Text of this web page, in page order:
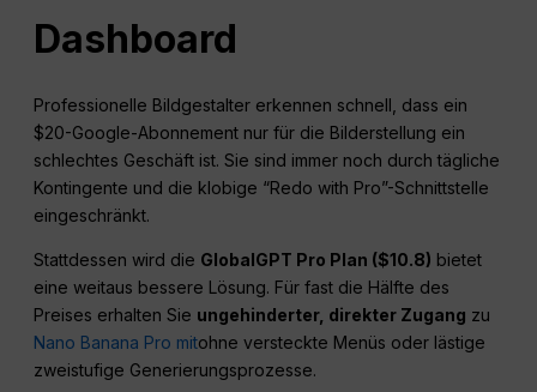
Dashboard
Professionelle Bildgestalter erkennen schnell, dass ein
$20-Google-Abonnement nur für die Bilderstellung ein
schlechtes Geschäft ist. Sie sind immer noch durch tägliche
Kontingente und die klobige “Redo with Pro”-Schnittstelle
eingeschränkt.
Stattdessen wird die GlobalGPT Pro Plan ($10.8) bietet
eine weitaus bessere Lösung. Für fast die Hälfte des
Preises erhalten Sie ungehinderter, direkter Zugang zu
Nano Banana Pro mitohne versteckte Menüs oder lästige
zweistufige Generierungsprozesse.